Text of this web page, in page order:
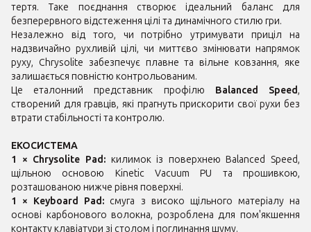
тертя. Таке поєднання створює ідеальний баланс для
безперервного відстеження цілі та динамічного стилю гри.
Незалежно від того, чи потрібно утримувати приціл на
надзвичайно рухливій цілі, чи миттєво змінювати напрямок
руху, Chrysolite забезпечує плавне та вільне ковзання, яке
залишається повністю контрольованим.
Це еталонний представник профілю Balanced Speed,
створений для гравців, які прагнуть прискорити свої рухи без
втрати стабільності та контролю.
ЕКОСИСТЕМА
1 × Chrysolite Pad:килимок із поверхнею Balanced Speed,
щільною основою Kinetic Vacuum PU та прошивкою,
розташованою нижче рівня поверхні.
1 × Keyboard Pad: смуга з високо щільного матеріалу на
основі карбонового волокна, розроблена для пом'якшення
контакту клавіатури зі столом і поглинання шуму.